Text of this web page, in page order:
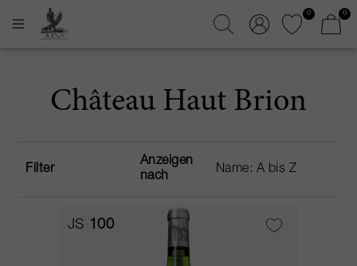
0 0
Château Haut Brion
Filter
Anzeigen
nach
JS 100